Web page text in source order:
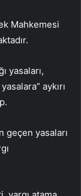
Mahkemesi
yasaları,
aykırı
geçen yasaları